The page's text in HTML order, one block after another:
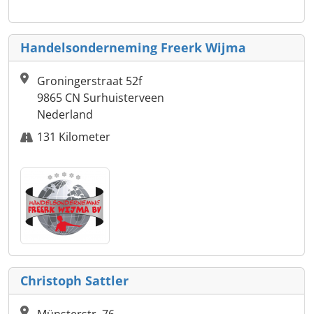
Handelsonderneming Freerk Wijma
Groningerstraat 52f
9865 CN Surhuisterveen
Nederland
131 Kilometer
Christoph Sattler